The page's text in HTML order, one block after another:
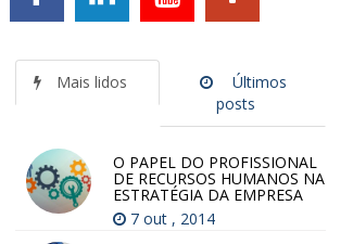
Mais lidos
Últimos
posts
O PAPEL DO PROFISSIONAL
DE RECURSOS HUMANOS NA
ESTRATÉGIA DA EMPRESA
7 out , 2014